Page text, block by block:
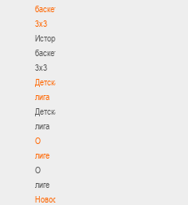
баскетбола
3х3
История
баскетбола
3х3
Детская
лига
Детская
лига
О
лиге
О
лиге
Новости